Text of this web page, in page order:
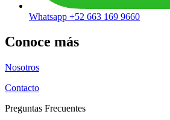
Whatsapp +52 663 169 9660
Conoce más
Nosotros
Contacto
Preguntas Frecuentes